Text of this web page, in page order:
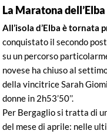
La Maratona dell’Elba
All’isola d’Elba è tornata
conquistato il secondo
su un percorso
novese ha chiuso al
della vincitrice Sarah
donne in 2h53’50’’.
Per Bergaglio si tratta di
del mese di aprile: nelle